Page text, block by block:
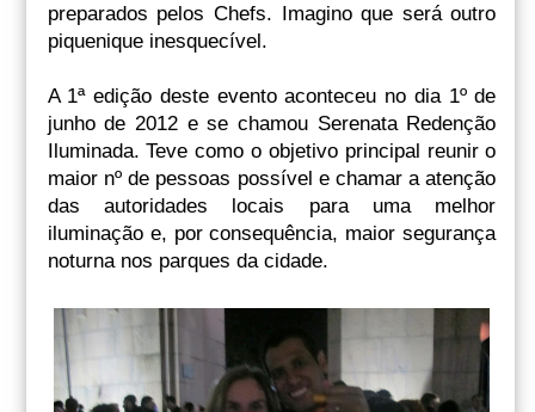
preparados pelos Chefs. Imagino que será outro
piquenique inesquecível.
A 1ª edição deste evento aconteceu no dia 1º de
junho de 2012 e se chamou Serenata Redenção
Iluminada. Teve como o objetivo principal reunir o
maior nº de pessoas possível e chamar a atenção
das autoridades locais para uma melhor
iluminação e, por consequência, maior segurança
noturna nos parques da cidade.